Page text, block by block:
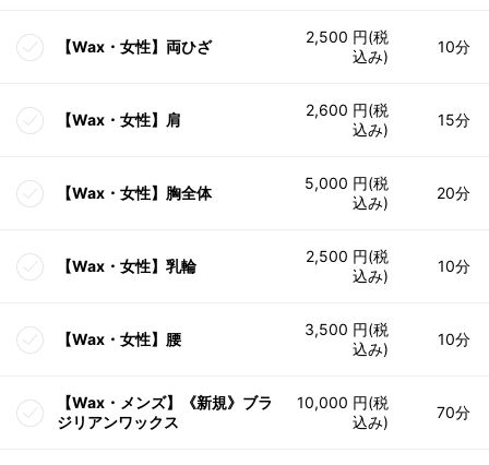
【Wax・女性】両ひざ
2,500 円(税
込み)
10分
【Wax・女性】肩
2,600 円(税
込み)
15分
【Wax・女性】胸全体
5,000 円(税
込み)
20分
【Wax・女性】乳輪
2,500 円(税
込み)
10分
【Wax・女性】腰
3,500 円(税
込み)
10分
【Wax・メンズ】《新規》ブラ
ジリアンワックス
10,000 円(税
込み)
70分